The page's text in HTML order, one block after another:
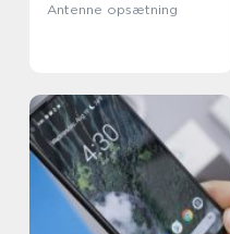
Antenne opsætning